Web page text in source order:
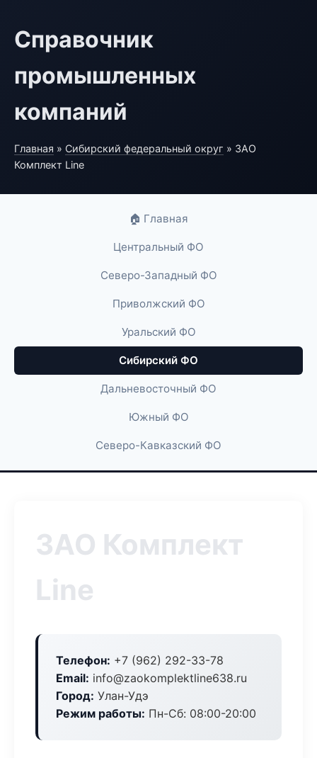
Справочник
промышленных
компаний
Главная » Сибирский федеральный округ » ЗАО
Комплект Line
🏠 Главная
Центральный ФО
Северо-Западный ФО
Приволжский ФО
Уральский ФО
Сибирский ФО
Дальневосточный ФО
Южный ФО
Северо-Кавказский ФО
ЗАО Комплект
Line
Телефон: +7 (962) 292-33-78
Email: info@zaokomplektline638.ru
Город: Улан-Удэ
Режим работы: Пн-Сб: 08:00-20:00